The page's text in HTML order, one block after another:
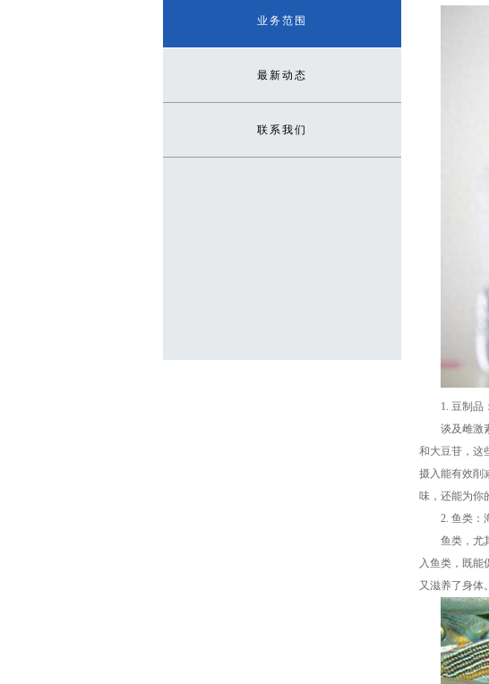
业务范围
最新动态
联系我们
1. 豆制品
谈及雌激
和大豆苷，这
摄入能有效削
味，还能为你
2. 鱼类：
鱼类，尤
入鱼类，既能
又滋养了身体。